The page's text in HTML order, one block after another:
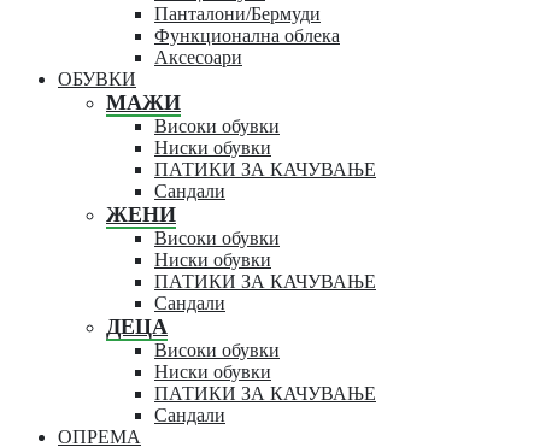
Панталони/Бермуди
Функционална облека
Аксесоари
ОБУВКИ
МАЖИ
Високи обувки
Ниски обувки
ПАТИКИ ЗА КАЧУВАЊЕ
Сандали
ЖЕНИ
Високи обувки
Ниски обувки
ПАТИКИ ЗА КАЧУВАЊЕ
Сандали
ДЕЦА
Високи обувки
Ниски обувки
ПАТИКИ ЗА КАЧУВАЊЕ
Сандали
ОПРЕМА